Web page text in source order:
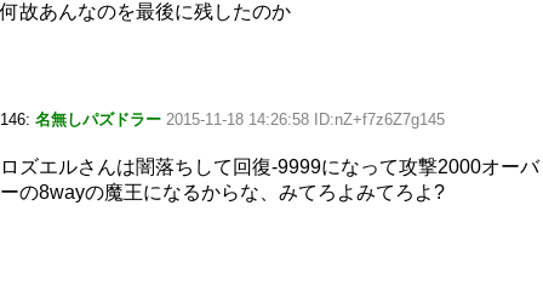
何故あんなのを最後に残したのか
146: 名無しパズドラー 2015-11-18 14:26:58 ID:nZ+f7z6Z7g145
ロズエルさんは闇落ちして回復-9999になって攻撃2000オーバ
ーの8wayの魔王になるからな、みてろよみてろよ?